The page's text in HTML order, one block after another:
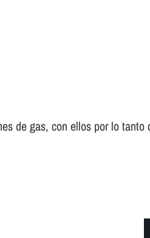
de gas, con ellos por lo tanto